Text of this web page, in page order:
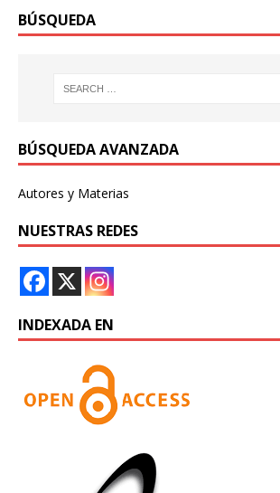
BÚSQUEDA
BÚSQUEDA AVANZADA
Autores y Materias
NUESTRAS REDES
INDEXADA EN